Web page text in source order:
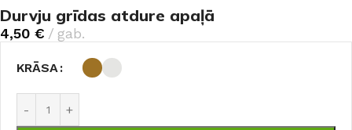
Durvju grīdas atdure apaļā
4,50 € gab.
KRĀSA